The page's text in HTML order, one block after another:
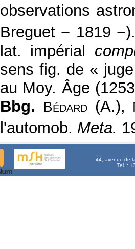
observations
Breguet − 1819
lat. impérial
sens fig. de «
au Moy. Âge
Bbg.
Bédard(A.),
l'automob. Meta.
44, avenue de
Tél. :